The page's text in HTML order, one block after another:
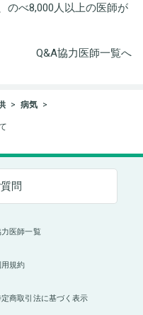
のべ8,000人以上の医師が
Q&A協力医師一覧へ
病気
問
力医師一覧
用規約
定商取引法に基づく表示